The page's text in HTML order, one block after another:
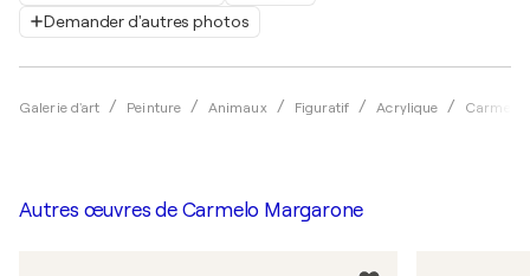
Demander d'autres photos
Galerie d'art Peinture Animaux Figuratif Acrylique Carmelo
Autres œuvres de Carmelo Margarone